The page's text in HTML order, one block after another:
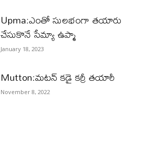
Upma:ఎంతో సులభంగా తయారు
చేసుకొనే సేమ్యా ఉప్మా
January 18, 2023
Mutton:మటన్ కడై కర్రీ తయారీ
November 8, 2022